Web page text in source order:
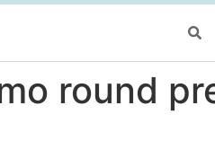
round